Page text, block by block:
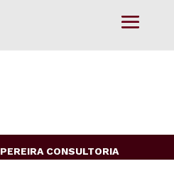
PEREIRA CONSULTORIA